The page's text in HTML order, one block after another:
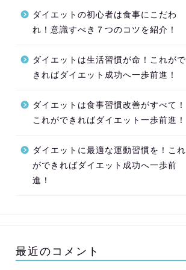
ダイエットの初心者は食事にこだわ
れ！意識すべき７つのコツを紹介！
ダイエットは生活習慣が命！これがで
きればダイエット成功へ一歩前進！
ダイエットは食事習慣改善がすべて！
これができればダイエット一歩前進！
ダイエットに最適な運動習慣を！これ
ができればダイエット成功へ一歩前
進！
最近のコメント